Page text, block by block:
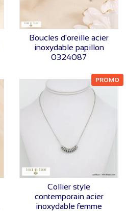
VOIR LE PRIX
Boucles d'oreille acier
inoxydable papillon
0324087
VOIR LE PRIX
Collier style
contemporain acier
inoxydable femme
PROMO